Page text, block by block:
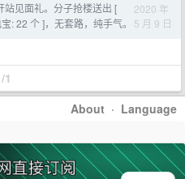
站见面礼。分子抢楼送出 [
: 22 个 ]，无套路，纯手气。
2020 年
5 月 9 日
1
About · Language